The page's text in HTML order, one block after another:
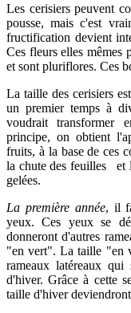
Les cerisiers peuvent
pousse, mais c'est
fructification devient
Ces fleurs elles mêmes
et sont pluriflores. Ces
La taille des cerisiers
un premier temps à
voudrait transformer
principe, on obtient
fruits, à la base de ces
la chute des feuilles et
gelées.
La première année, il
yeux. Ces yeux se
donneront d'autres
"en vert". La taille "en
rameaux latéreaux
d'hiver. Grâce à cette
taille d'hiver